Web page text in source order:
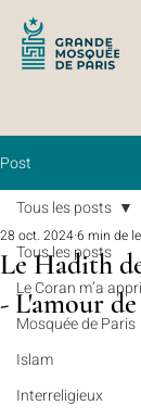
Post
Tous les posts
Le Coran m’a
Mosquée de Paris
Islam
Interreligieux
Tous les posts
Le Hadith
- L'amour
28 oct. 20246 min de